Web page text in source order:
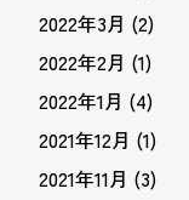
2022年3月 (2)
2022年2月 (1)
2022年1月 (4)
2021年12月 (1)
2021年11月 (3)